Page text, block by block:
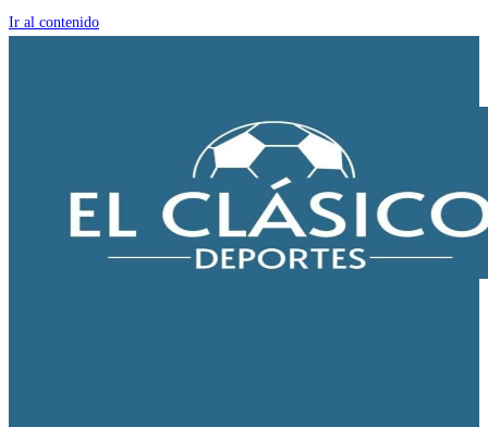
Ir al contenido